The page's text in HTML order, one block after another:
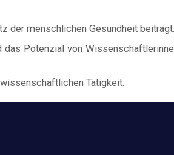
der menschlichen Gesundheit beiträgt.
Potenzial von
Tätigkeit.